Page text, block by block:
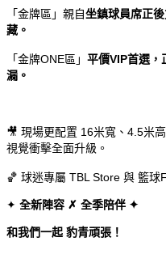
「金牌區」親自坐鎮球員席正
藏。
「金牌ONE區」 平價VIP首選，
漏。
🎥 現場更配置 16米寬、4.5米
視覺衝擊全面升級。
🏀 球迷專屬 TBL Store 與 籃球
✦ 全新陣容 ✗ 全季陪伴 ✦
和我們一起 豹青頑張！